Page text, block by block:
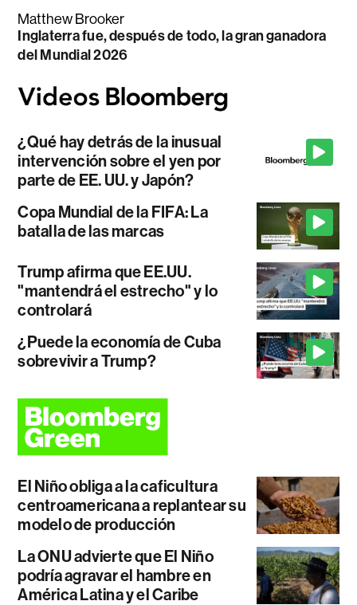
Matthew Brooker
Inglaterra fue, después de todo, la gran ganadora
del Mundial 2026
¿Qué hay detrás de la inusual
intervención sobre el yen por
parte de EE. UU. y Japón?
Copa Mundial de la FIFA: La
batalla de las marcas
Trump afirma que EE.UU.
"mantendrá el estrecho" y lo
controlará
¿Puede la economía de Cuba
sobrevivir a Trump?
El Niño obliga a la caficultura
centroamericana a replantear su
modelo de producción
La ONU advierte que El Niño
podría agravar el hambre en
América Latina y el Caribe